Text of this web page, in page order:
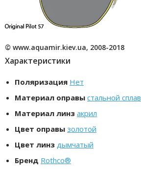
© www.aquamir.kiev.ua, 2008-2018
Характеристики
Поляризация Нет
Материал оправы стальной сплав
Материал линз акрил
Цвет оправы золотой
Цвет линз дымчатый
Бренд Rothco®